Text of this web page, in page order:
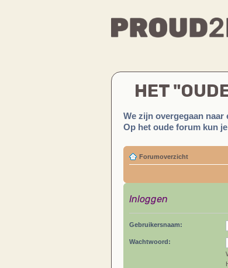
HET
We zijn overgegaan
Op het oude forum kun
Forumoverzicht
Inloggen
Gebruikersnaam:
Wachtwoord: